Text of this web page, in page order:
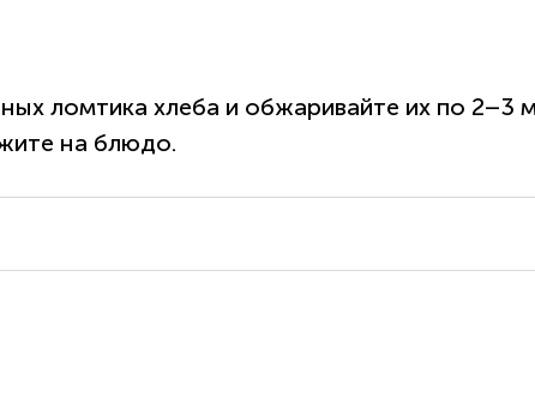
ломтика хлеба и обжаривайте их по 2–3
на блюдо.